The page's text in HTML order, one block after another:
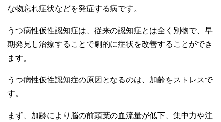
な物忘れ症状などを発症する病です。
うつ病性仮性認知症は、従来の認知症とは全く別物で、早
期発見し治療することで劇的に症状を改善することができ
ます。
うつ病性仮性認知症の原因となるのは、加齢をストレスで
す。
まず、加齢により脳の前頭葉の血流量が低下、集中力や注